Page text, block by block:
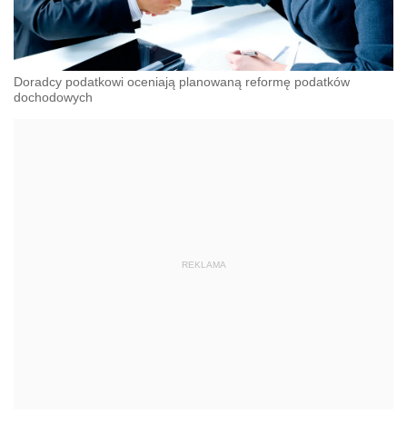
Doradcy podatkowi oceniają planowaną reformę podatków
dochodowych